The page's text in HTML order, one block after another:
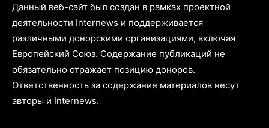
Данный веб-сайт был создан в рамках проектной
деятельности Internews и поддерживается
различными донорскими организациями, включая
Европейский Союз. Содержание публикаций не
обязательно отражает позицию доноров.
Ответственность за содержание материалов несут
авторы и Internews.